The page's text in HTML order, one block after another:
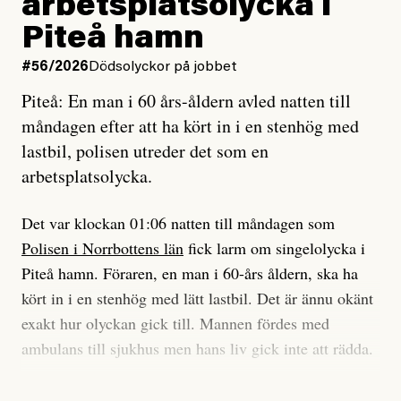
tidning?
Vad är bra journalistik?
Ett försök till korta svar som jag hoppas kan förtydliga
för Kuhn och Sassarinis-McGowan och andra hur jag
som chefredaktör ser på Dagens ETC:s uppdrag och
roll.
Vi skriver för våra läsare som vill bli informerade,
överraskade, bekräftade, utmanade – och som kräver
att vi granskar allt och alla.
Vi är som sagt en röd, grön och oberoende tidning.
Det betyder en annan journalistik än vad du hittar i
enligt uråldrig metod
och lade min sista ungdom
på att laga en gammal bod.
Jag sökte ljuset och meningen,
efter det som var rent, rätt och sant,
och aldrig såg jag det klarare än
när jag ombord på bussen hjälpte en tant.
#23/2026Intervjun
Jesper Lundby: ”Livet i sig
är ganska politiskt”
arbetsplatsolycka i
Piteå hamn
#56/2026 Dödsolyckor på jobbet
Piteå: En man i 60 års-åldern avled natten till
måndagen efter att ha kört in i en stenhög med
lastbil, polisen utreder det som en
arbetsplatsolycka.
Det var klockan 01:06 natten till måndagen som
Polisen i Norrbottens län fick larm om singelolycka i
Piteå hamn. Föraren, en man i 60-års åldern, ska ha
kört in i en stenhög med lätt lastbil. Det är ännu okänt
exakt hur olyckan gick till. Mannen fördes med
ambulans till sjukhus men hans liv gick inte att rädda.